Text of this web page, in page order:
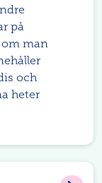
på
man
och
heter